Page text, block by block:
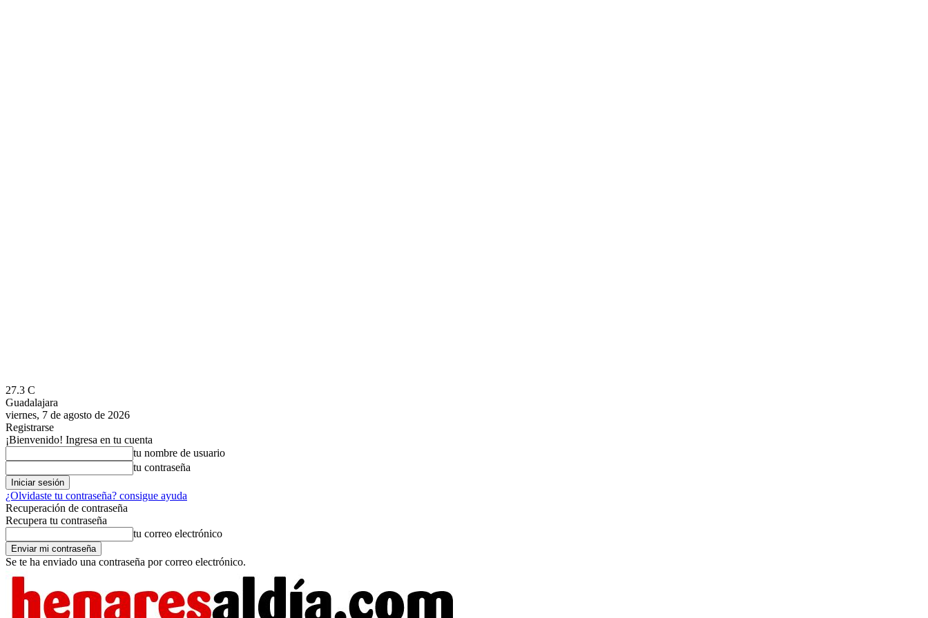
27.3 C
Guadalajara
viernes, 7 de agosto de 2026
Registrarse
¡Bienvenido! Ingresa en tu cuenta
tu nombre de usuario
tu contraseña
¿Olvidaste tu contraseña? consigue ayuda
Recuperación de contraseña
Recupera tu contraseña
tu correo electrónico
Se te ha enviado una contraseña por correo electrónico.